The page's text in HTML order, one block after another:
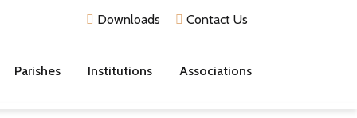
Downloads Contact Us
Parishes Institutions Associations